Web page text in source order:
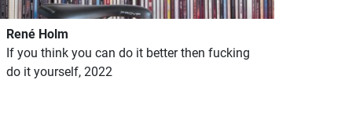
René Holm
If you think you can do it better then fucking
do it yourself, 2022